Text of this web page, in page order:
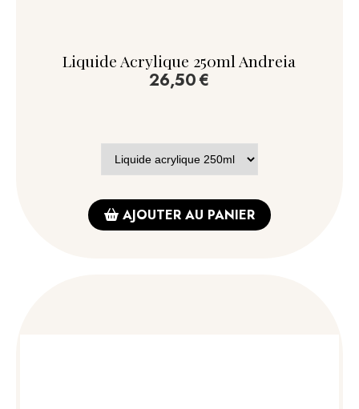
Liquide Acrylique 250ml Andreia
26,50€
AJOUTER AU PANIER